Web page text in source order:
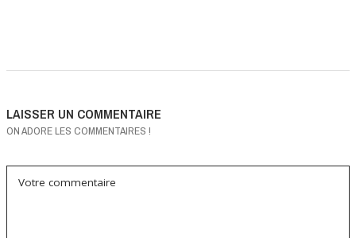
LAISSER UN COMMENTAIRE
ON ADORE LES COMMENTAIRES !
Votre commentaire